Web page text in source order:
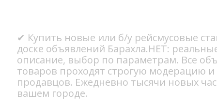
✔ Купить новые или б/у рейсмусовые
доске объявлений Барахла.НЕТ:
описание, выбор по параметрам. Все
товаров проходят строгую модерацию
продавцов. Ежедневно тысячи новых
вашем городе.